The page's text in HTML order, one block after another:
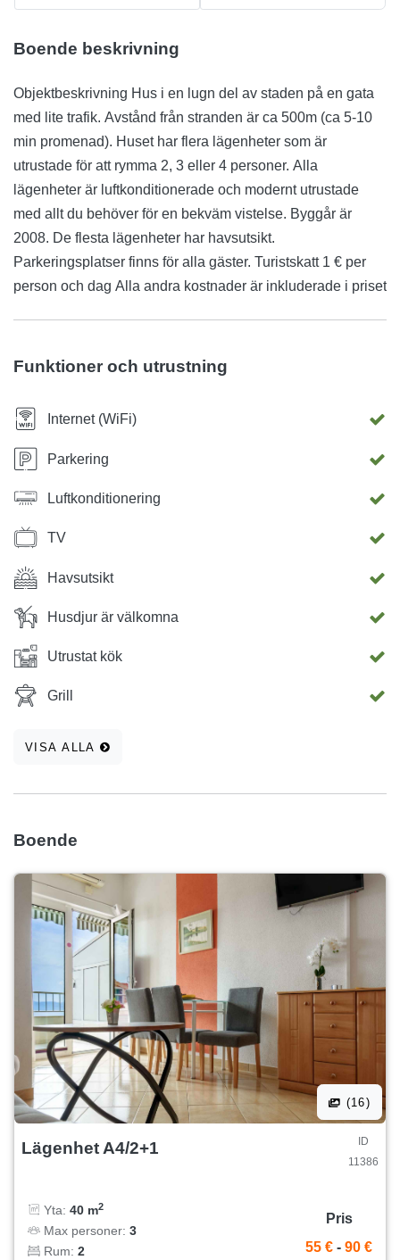
Boende beskrivning
Objektbeskrivning Hus i en lugn del av staden på en gata
med lite trafik. Avstånd från stranden är ca 500m (ca 5-10
min promenad). Huset har flera lägenheter som är
utrustade för att rymma 2, 3 eller 4 personer. Alla
lägenheter är luftkonditionerade och modernt utrustade
med allt du behöver för en bekväm vistelse. Byggår är
2008. De flesta lägenheter har havsutsikt.
Parkeringsplatser finns för alla gäster. Turistskatt 1 € per
person och dag Alla andra kostnader är inkluderade i priset
Funktioner och utrustning
Internet (WiFi)
Parkering
Luftkonditionering
TV
Havsutsikt
Husdjur är välkomna
Utrustat kök
Grill
VISA ALLA
Boende
(16)
Lägenhet A4/2+1
ID
11386
Yta: 40 m2
Max personer: 3
Rum: 2
Pris
55 € - 90 €